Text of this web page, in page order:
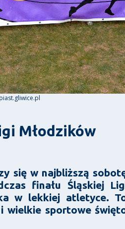
Młodzików
się w najbliższą
finału Śląskiej
w lekkiej atletyce.
wielkie sportowe